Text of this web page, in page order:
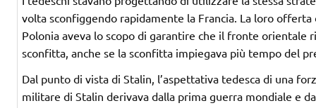
volta sconfiggendo rapidamente la Francia. La loro
Polonia aveva lo scopo di garantire che il fronte orientale
sconfitta, anche se la sconfitta impiegava più tempo del
Dal punto di vista di Stalin, l’aspettativa tedesca di una
militare di Stalin derivava dalla prima guerra mondiale e